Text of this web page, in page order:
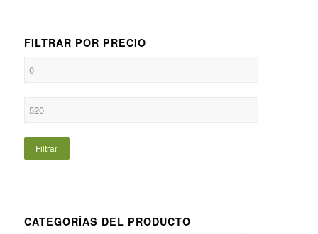
FILTRAR POR PRECIO
Filtrar
CATEGORÍAS DEL PRODUCTO